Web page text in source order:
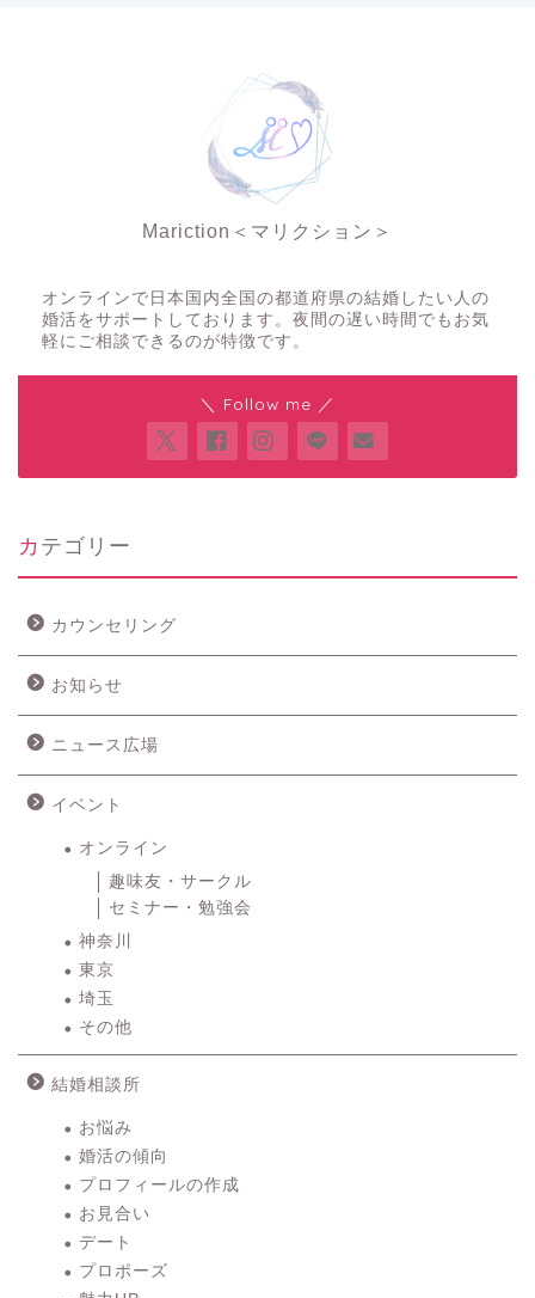
Mariction＜マリクション＞
オンラインで日本国内全国の都道府県の結婚したい人の
婚活をサポートしております。夜間の遅い時間でもお気
軽にご相談できるのが特徴です。
＼ Follow me ／
カテゴリー
カウンセリング
お知らせ
ニュース広場
イベント
オンライン
趣味友・サークル
セミナー・勉強会
神奈川
東京
埼玉
その他
結婚相談所
お悩み
婚活の傾向
プロフィールの作成
お見合い
デート
プロポーズ